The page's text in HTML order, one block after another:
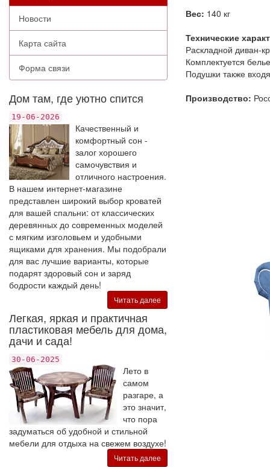
Новости
Карта сайта
Форма связи
Дом там, где уютно спится
19-06-2026
Качественный и
комфортный сон -
залог хорошего
самочувствия и
отличного настроения.
В нашем интернет-магазине
представлен широкий выбор кроватей
для вашей спальни: от классических
деревянных до современных моделей
с мягким изголовьем и удобными
ящиками для хранения. Мы подобрали
для вас лучшие варианты, которые
подарят здоровый сон и заряд
бодрости каждый день!
Читать далее
Легкая, яркая и практичная
пластиковая мебель для дома,
дачи и сада!
30-06-2025
Лето в
самом
разгаре, а
это значит,
что пора
задуматься об удобной и стильной
мебели для отдыха на свежем воздухе!
Читать далее
Вес: 140 кг
Технические
Раскладной диван-
Комплектуется
Подушки также
Производство: